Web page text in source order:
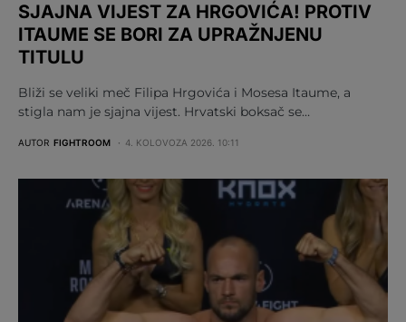
SJAJNA VIJEST ZA HRGOVIĆA! PROTIV
ITAUME SE BORI ZA UPRAŽNJENU
TITULU
Bliži se veliki meč Filipa Hrgovića i Mosesa Itaume, a
stigla nam je sjajna vijest. Hrvatski boksač se…
AUTOR FIGHTROOM 4. KOLOVOZA 2026. 10:11